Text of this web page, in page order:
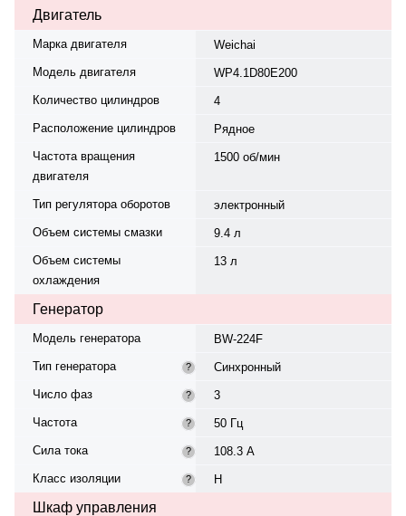
Двигатель
Марка двигателя
Weichai
Модель двигателя
WP4.1D80E200
Количество цилиндров
4
Расположение цилиндров
Рядное
Частота вращения
двигателя
1500 об/мин
Тип регулятора оборотов
электронный
Объем системы смазки
9.4 л
Объем системы
охлаждения
13 л
Генератор
Модель генератора
BW-224F
Тип генератора
?
Синхронный
Число фаз
?
3
Частота
?
50 Гц
Сила тока
?
108.3 А
Класс изоляции
? H
Шкаф управления